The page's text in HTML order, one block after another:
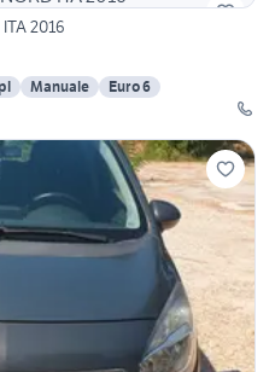
2016
Manuale
Euro 6